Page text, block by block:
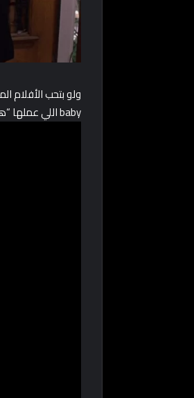
baby اللي عملها “هيث ليدجر” بأداء مميز لسه الناس اللي بتحب الفيلم بتتكلم عنه أو بتعيد نشره لحد دلوقتي.